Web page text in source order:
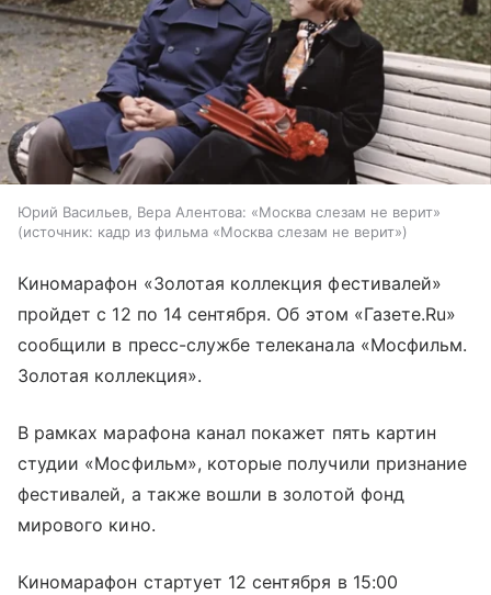
Юрий Васильев, Вера Алентова: «Москва слезам не верит»
источник: кадр из фильма «Москва слезам не верит»
Киномарафон «Золотая коллекция фестивалей»
пройдет с 12 по 14 сентября. Об этом «Газете.Ru»
сообщили в пресс-службе телеканала «Мосфильм.
Золотая коллекция».
В рамках марафона канал покажет пять картин
студии «Мосфильм», которые получили признание
фестивалей, а также вошли в золотой фонд
мирового кино.
Киномарафон стартует 12 сентября в 15:00